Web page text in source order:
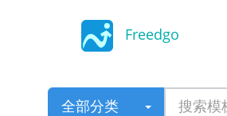
Freedgo
全部分类